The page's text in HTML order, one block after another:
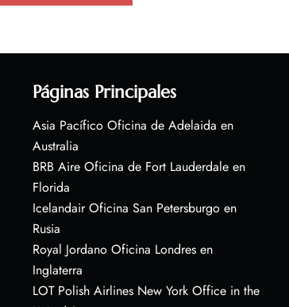
Páginas Principales
Asia Pacífico Oficina de Adelaida en
Australia
BRB Aire Oficina de Fort Lauderdale en
Florida
Icelandair Oficina San Petersburgo en
Rusia
Royal Jordano Oficina Londres en
Inglaterra
LOT Polish Airlines New York Office in the